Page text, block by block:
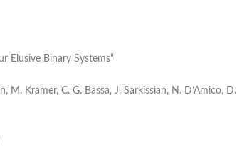
Elusive Binary Systems“
M. Kramer, C. G. Bassa, J. Sarkissian, N. D’Amico, D.